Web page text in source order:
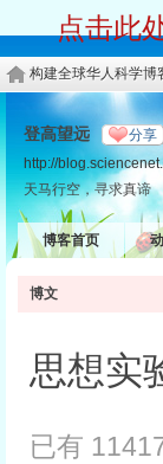
点击此
构建全球华人科学博
登高望远 分享
http://
天马行空，寻求真谛
博客首页
博文
思想实
已有